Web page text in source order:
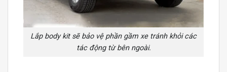
Lắp body kit sẽ bảo vệ phần gầm xe tránh khỏi các
tác động từ bên ngoài.